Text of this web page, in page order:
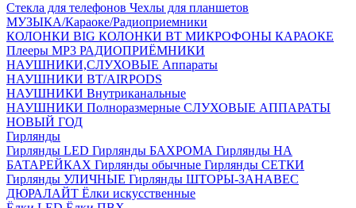
Стекла для телефонов Чехлы для планшетов
МУЗЫКА/Караоке/Радиоприемники
КОЛОНКИ BIG КОЛОНКИ BT МИКРОФОНЫ КАРАОКЕ
Плееры MP3 РАДИОПРИЁМНИКИ
НАУШНИКИ,СЛУХОВЫЕ Аппараты
НАУШНИКИ BT/AIRPODS
НАУШНИКИ Внутриканальные
НАУШНИКИ Полноразмерные СЛУХОВЫЕ АППАРАТЫ
НОВЫЙ ГОД
Гирлянды
Гирлянды LED Гирлянды БАХРОМА Гирлянды НА
БАТАРЕЙКАХ Гирлянды обычные Гирлянды СЕТКИ
Гирлянды УЛИЧНЫЕ Гирлянды ШТОРЫ-ЗАНАВЕС
ДЮРАЛАЙТ Ёлки искусственные